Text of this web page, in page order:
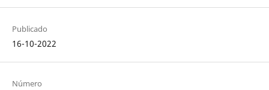
Publicado
16-10-2022
Número